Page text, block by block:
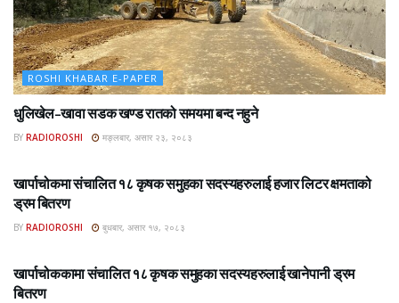
ROSHI KHABAR E-PAPER
धुलिखेल–खावा सडक खण्ड रातको समयमा बन्द नहुने
BY RADIOROSHI मङ्लबार, असार २३, २०८३
खार्पाचोकमा संचालित १८ कृषक समुहका सदस्यहरुलाई हजार लिटर क्षमताको
ड्रम बितरण
BY RADIOROSHI बुधबार, असार १७, २०८३
खार्पाचोककामा संचालित १८ कृषक समुहका सदस्यहरुलाई खानेपानी ड्रम
बितरण